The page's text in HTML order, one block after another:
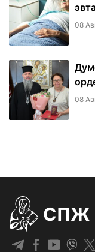
08
08
СПЖ